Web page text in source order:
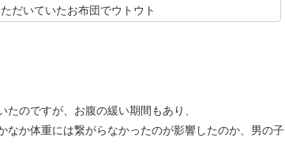
だいていたお布団でウトウト
のですが、お腹の緩い期間もあり、
なか体重には繋がらなかったのが影響したのか、男の子